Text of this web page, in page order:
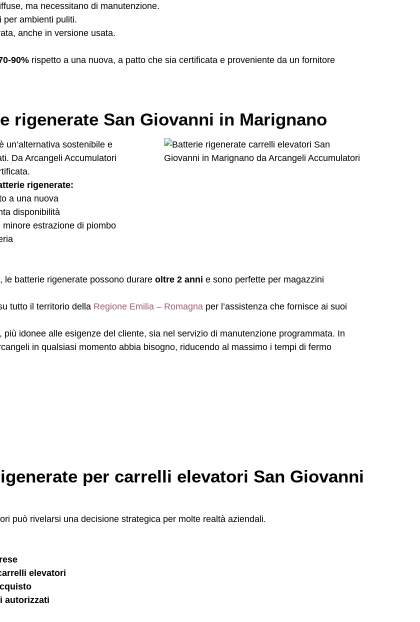
ma necessitano di manutenzione.
per ambienti puliti.
anche in versione usata.
90% rispetto a una nuova, a patto che sia certificata e proveniente da un fornitore
rigenerate San Giovanni in Marignano
un’alternativa sostenibile e
Da Arcangeli Accumulatori
rigenerate:
a una nuova
disponibilità
minore estrazione di piombo
le batterie rigenerate possono durare oltre 2 anni e sono perfette per magazzini
tutto il territorio della Regione Emilia – Romagna per l’assistenza che fornisce ai suoi
più idonee alle esigenze del cliente, sia nel servizio di manutenzione programmata. In
in qualsiasi momento abbia bisogno, riducendo al massimo i tempi di fermo
per carrelli elevatori San Giovanni
può rivelarsi una decisione strategica per molte realtà aziendali.
elevatori
autorizzati